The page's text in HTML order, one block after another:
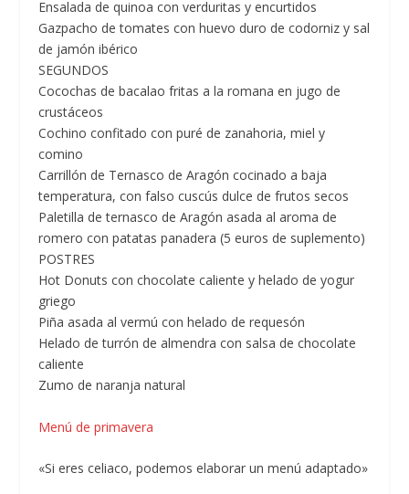
Ensalada de quinoa con verduritas y encurtidos
Gazpacho de tomates con huevo duro de codorniz y sal
de jamón ibérico
SEGUNDOS
Cocochas de bacalao fritas a la romana en jugo de
crustáceos
Cochino confitado con puré de zanahoria, miel y
comino
Carrillón de Ternasco de Aragón cocinado a baja
temperatura, con falso cuscús dulce de frutos secos
Paletilla de ternasco de Aragón asada al aroma de
romero con patatas panadera (5 euros de suplemento)
POSTRES
Hot Donuts con chocolate caliente y helado de yogur
griego
Piña asada al vermú con helado de requesón
Helado de turrón de almendra con salsa de chocolate
caliente
Zumo de naranja natural
Menú de primavera
«Si eres celiaco, podemos elaborar un menú adaptado»